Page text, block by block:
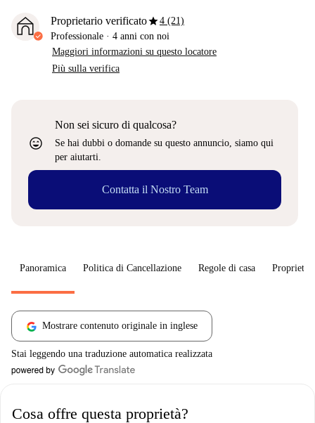
Proprietario verificatostar4 (21)
Professionale · 4 anni con noi
Maggiori informazioni su questo locatore
Più sulla verifica
sentiment_very_satisfied
Non sei sicuro di qualcosa?
Se hai dubbi o domande su questo annuncio, siamo qui
per aiutarti.
Contatta il Nostro Team
Panoramica Politica di Cancellazione Regole di casa
Mostrare contenuto originale in inglese
Stai leggendo una traduzione automatica realizzata
Cosa offre questa proprietà?